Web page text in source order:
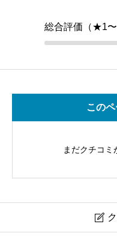
総合評価（★1〜
この
まだクチコミ
